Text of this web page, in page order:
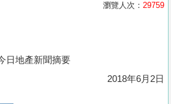
瀏覽人次： 29759
日地產新聞摘要
2018年6月2日